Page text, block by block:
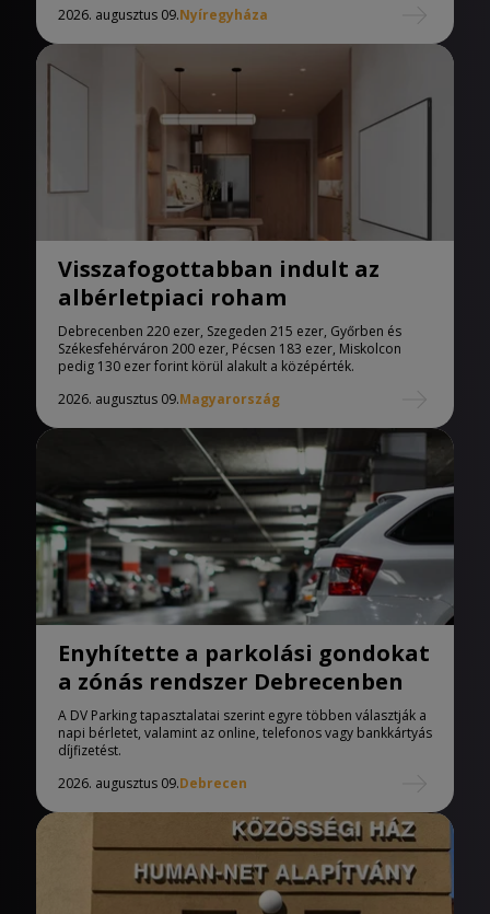
2026. augusztus 09.Nyíregyháza
Visszafogottabban indult az
albérletpiaci roham
Debrecenben 220 ezer, Szegeden 215 ezer, Győrben és
Székesfehérváron 200 ezer, Pécsen 183 ezer, Miskolcon
pedig 130 ezer forint körül alakult a középérték.
2026. augusztus 09.Magyarország
Enyhítette a parkolási gondokat
a zónás rendszer Debrecenben
A DV Parking tapasztalatai szerint egyre többen választják a
napi bérletet, valamint az online, telefonos vagy bankkártyás
díjfizetést.
2026. augusztus 09.Debrecen